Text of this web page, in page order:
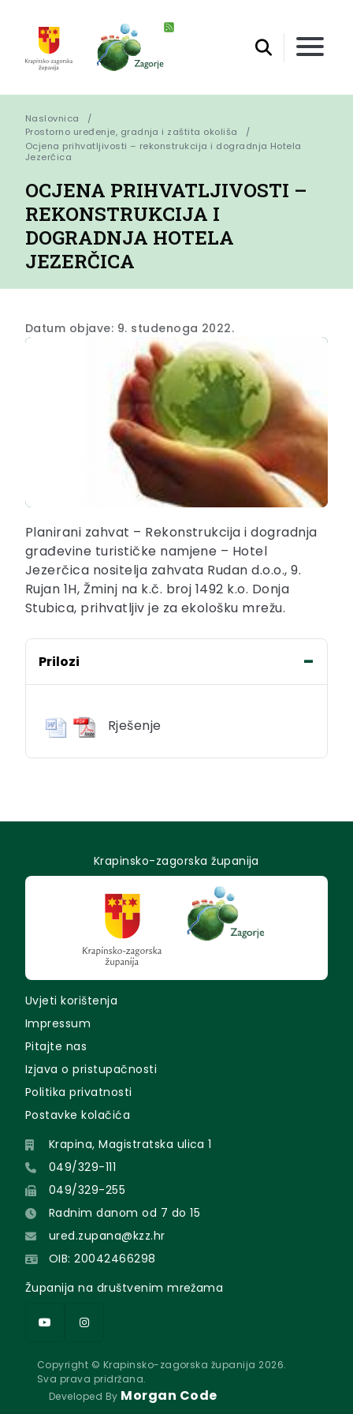
Naslovnica
Prostorno uređenje, gradnja i zaštita okoliša
Ocjena prihvatljivosti – rekonstrukcija i dogradnja Hotela
Jezerčica
OCJENA PRIHVATLJIVOSTI –
REKONSTRUKCIJA I
DOGRADNJA HOTELA
JEZERČICA
Datum objave: 9. studenoga 2022.
Planirani zahvat – Rekonstrukcija i dogradnja
građevine turističke namjene – Hotel
Jezerčica nositelja zahvata Rudan d.o.o., 9.
Rujan 1H, Žminj na k.č. broj 1492 k.o. Donja
Stubica, prihvatljiv je za ekološku mrežu.
Prilozi
Rješenje
Krapinsko-zagorska županija
Uvjeti korištenja
Impressum
Pitajte nas
Izjava o pristupačnosti
Politika privatnosti
Postavke kolačića
Krapina, Magistratska ulica 1
049/329-111
049/329-255
Radnim danom od 7 do 15
ured.zupana@kzz.hr
OIB: 20042466298
Županija na društvenim mrežama
Copyright © Krapinsko-zagorska županija 2026.
Sva prava pridržana.
Developed By Morgan Code